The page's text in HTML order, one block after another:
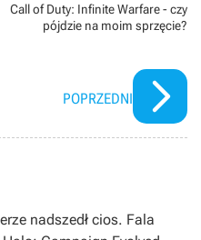
Call of Duty: Infinite Warfare - czy
pójdzie na moim sprzęcie?
POPRZEDNI
nadszedł cios. Fala